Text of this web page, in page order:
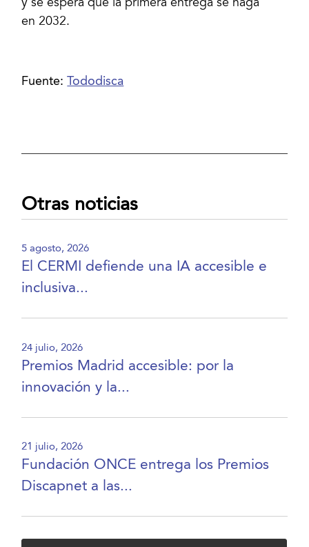
y se espera que la primera entrega se haga
en 2032.
Fuente:Tododisca
Otras noticias
5 agosto, 2026
El CERMI defiende una IA accesible e
inclusiva...
24 julio, 2026
Premios Madrid accesible: por la
innovación y la...
21 julio, 2026
Fundación ONCE entrega los Premios
Discapnet a las...